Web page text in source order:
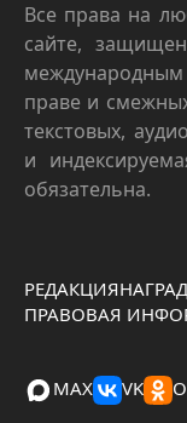
Все права на
сайте,
праве и
текстовых,
и
обязательна.
РЕДАКЦИЯ
ПРАВОВАЯ
MAX VK